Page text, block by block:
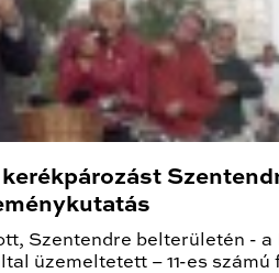
kerékpározást
Szentendre belterületén - a
üzemeltetett – 11-es számú